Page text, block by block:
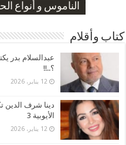
الناموس و أنواع
الموظفين بعد
ارتفاع نسبة
صورة كاركاتيرية
صورة كاركاتيرية
كتاب وأقلام
عبدالسلام بدر
؟..!!
12 يناير، 2026
دينا شرف
الأيوبية 3
12 يناير، 2026